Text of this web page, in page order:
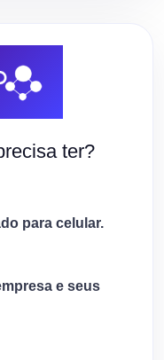
ter?
para celular.
e seus